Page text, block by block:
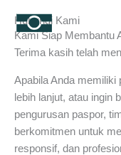
content
Hubungi Kami
Kami Siap Membantu
Terima kasih telah
Apabila Anda memiliki
lebih lanjut, atau ingin
pengurusan paspor,
berkomitmen untuk
responsif, dan